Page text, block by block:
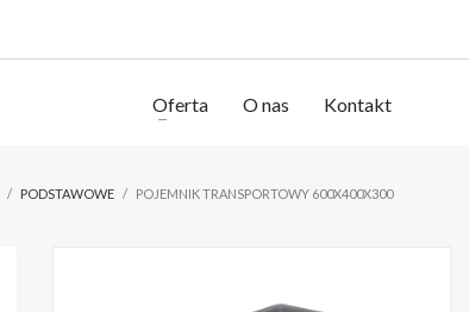
Oferta O nas Kontakt
PODSTAWOWE POJEMNIK TRANSPORTOWY 600X400X300